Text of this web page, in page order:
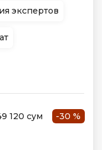
экспертов
120 сум -30 %